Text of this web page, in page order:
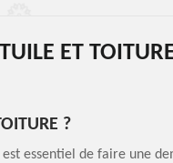
ET
?
essentiel de faire une